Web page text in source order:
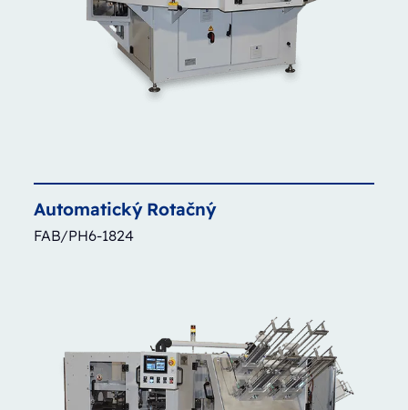
Automatický Rotačný
FAB/PH6-1824